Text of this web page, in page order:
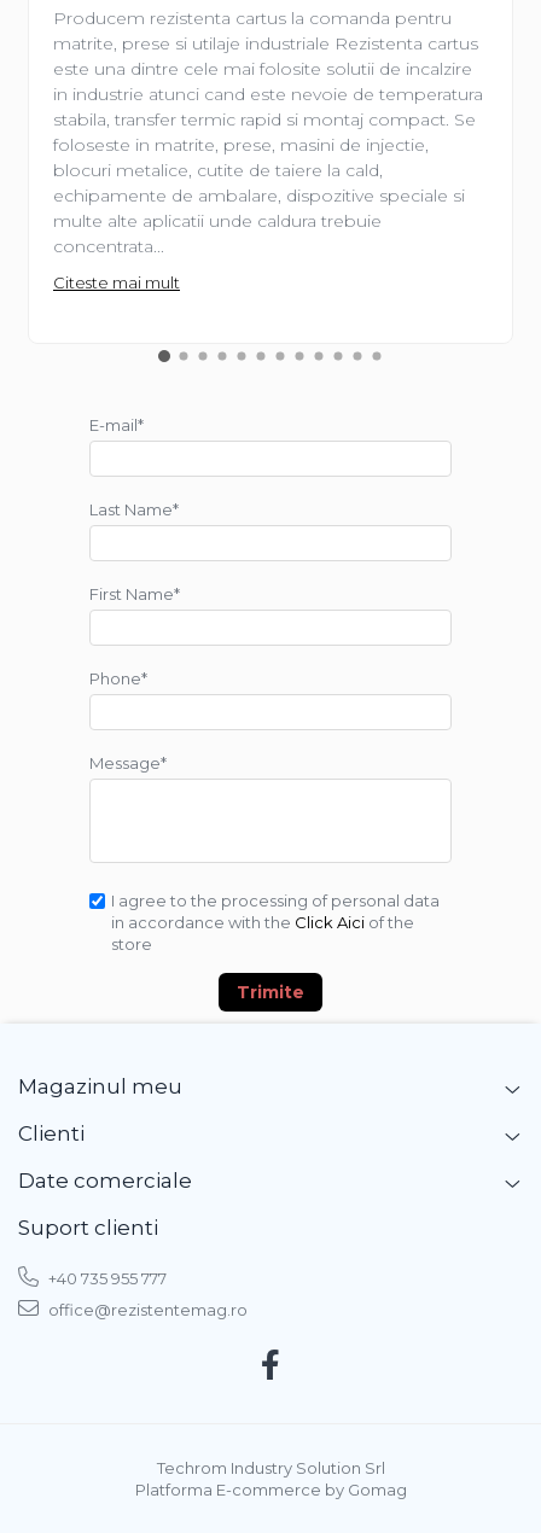
Producem rezistenta cartus la comanda pentru
matrite, prese si utilaje industriale Rezistenta cartus
este una dintre cele mai folosite solutii de incalzire
in industrie atunci cand este nevoie de temperatura
stabila, transfer termic rapid si montaj compact. Se
foloseste in matrite, prese, masini de injectie,
blocuri metalice, cutite de taiere la cald,
echipamente de ambalare, dispozitive speciale si
multe alte aplicatii unde caldura trebuie
concentrata...
Citeste mai mult
E-mail*
Last Name*
First Name*
Phone*
Message*
I agree to the processing of personal data
in accordance with the Click Aici of the
store
Trimite
Magazinul meu
Clienti
Date comerciale
Suport clienti
+40 735 955 777
office@rezistentemag.ro
Techrom Industry Solution Srl
Platforma E-commerce by Gomag